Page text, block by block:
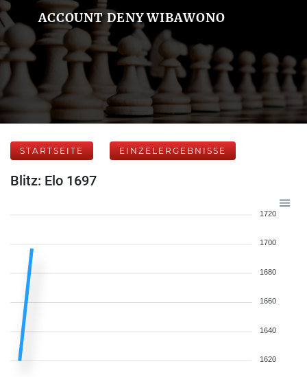
ACCOUNT DENY WIBAWONO
STARTSEITE EINZELERGEBNISSE
Blitz: Elo 1697
1720
1700
1680
1660
1640
1620